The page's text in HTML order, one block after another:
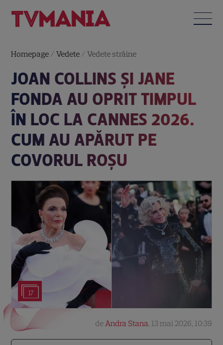
Homepage /Vedete /Vedete străine
JOAN COLLINS ȘI JANE
FONDA AU OPRIT TIMPUL
ÎN LOC LA CANNES 2026.
CUM AU APĂRUT PE
COVORUL ROȘU
17
deAndra Stana, 13 mai 2026, 10:39